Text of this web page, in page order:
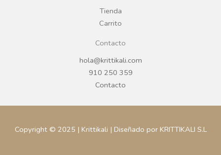
Tienda
Carrito
Contacto
hola@krittikali.com
910 250 359
Contacto
Copyright © 2025 | Krittikali | Diseñado por KRITTIKALI S.L